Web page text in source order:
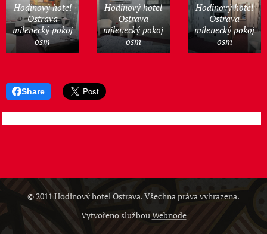
Hodinový hotel
Ostrava
milenecký pokoj
osm
Hodinový hotel
Ostrava
milenecký pokoj
osm
Hodinový hotel
Ostrava
milenecký pokoj
osm
Share
© 2011 Hodinový hotel Ostrava. Všechna práva vyhrazena.
Vytvořeno službouWebnode